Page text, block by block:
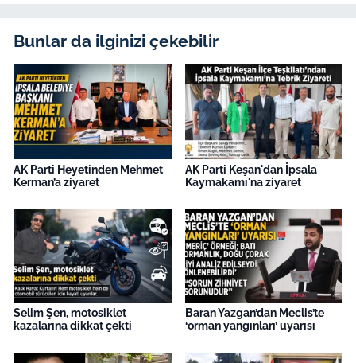
Bunlar da ilginizi çekebilir
AK Parti Heyetinden Mehmet
Kerman’a ziyaret
AK Parti Keşan'dan İpsala
Kaymakamı'na ziyaret
Selim Şen, motosiklet
kazalarına dikkat çekti
Baran Yazgan’dan Meclis’te
‘orman yangınları’ uyarısı